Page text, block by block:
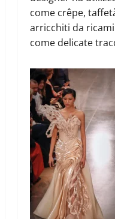
come crêpe,
arricchiti da
come delicate